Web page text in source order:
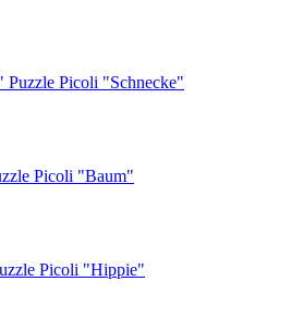
Puzzle Picoli "Schnecke"
Picoli "Baum"
Picoli "Hippie"